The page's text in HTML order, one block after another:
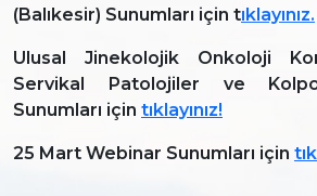
(Balıkesir) Sunumları için tıklayınız.
Ulusal Jinekolojik Onkoloji
Servikal Patolojiler ve
Sunumları için tıklayınız!
25 Mart Webinar Sunumları için